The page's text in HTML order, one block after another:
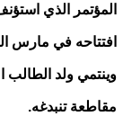
المؤتمر الذي
افتتاحه في مارس
وينتمي ولد الطالب
مقاطعة تنبدغه.